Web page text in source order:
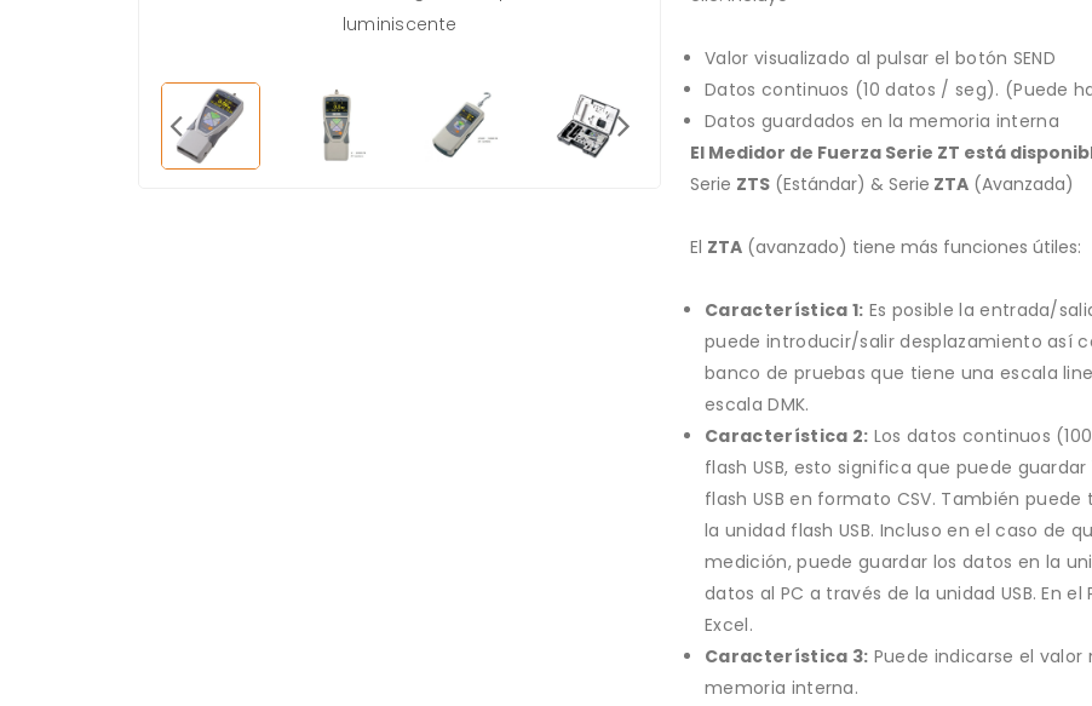
luminiscente
Valor visualizado al pulsar el botón SEND
Datos continuos (10 datos / seg). (Puede
Datos guardados en la memoria interna
El Medidor de Fuerza Serie ZT está
Serie ZTS (Estándar) & Serie ZTA (Avanzada)
El ZTA (avanzado) tiene más funciones útiles:
Característica 1: Es posible la entrada/
puede introducir/salir desplazamiento así
banco de pruebas que tiene una escala
escala DMK.
Característica 2: Los datos continuos
flash USB, esto significa que puede
flash USB en formato CSV. También
la unidad flash USB. Incluso en el caso de
medición, puede guardar los datos en la
datos al PC a través de la unidad USB. En
Excel.
Característica 3: Puede indicarse el
memoria interna.